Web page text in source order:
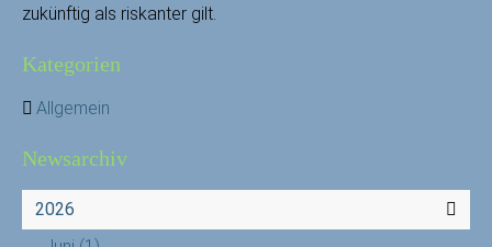
zukünftig als riskanter gilt.
Kategorien
Allgemein
Newsarchiv
2026